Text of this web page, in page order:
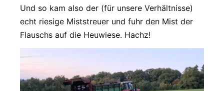
Und so kam also der (für unsere Verhältnisse)
echt riesige Miststreuer und fuhr den Mist der
Flauschs auf die Heuwiese. Hachz!